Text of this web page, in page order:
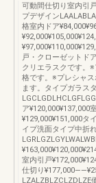
可動間仕切り室内引
プデザイン
格室内ドア
戸・クローゼットド
クリエラスクです。
格です。※プレシャ
ます。タイプガラス
ア¥120,000¥137,000
¥129,000¥151,000タ
イプ洗面タイプ中折
室内引戸
仕切り